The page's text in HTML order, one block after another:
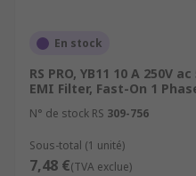
En stock
RS PRO, YB11 10 A 250V
EMI Filter, Fast-On 1
N° de stock RS 309-756
Sous-total (1 unité)
7,48 €(TVA exclue)